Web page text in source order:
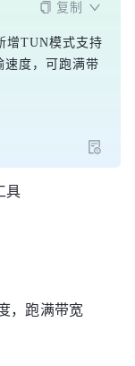
复制
增TUN模式支持
速度，可跑满带
具
，跑满带宽